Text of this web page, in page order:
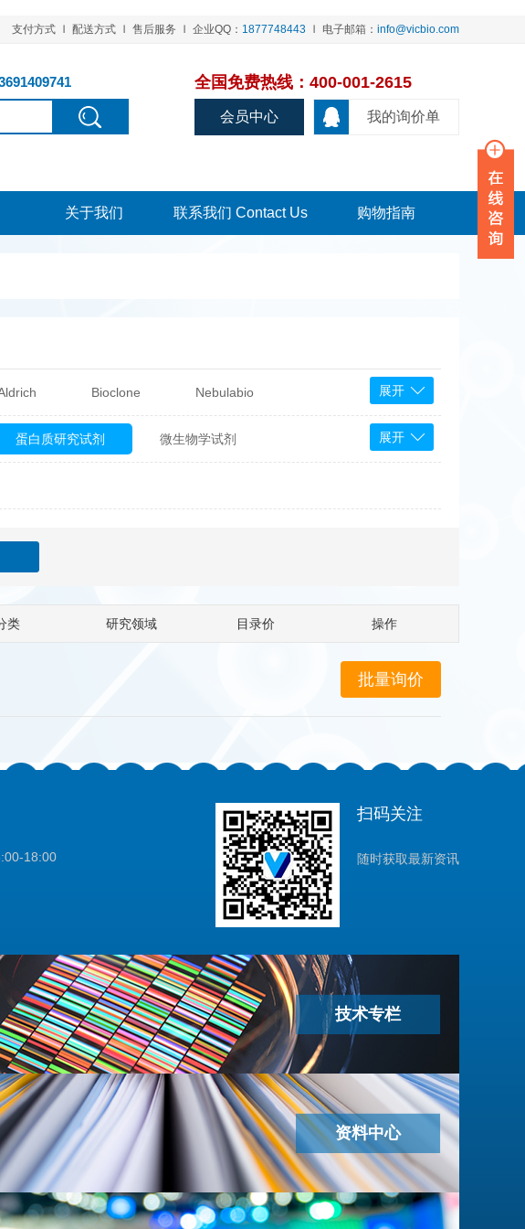
支付方式 配送方式 售后服务 企业QQ： 1877748443 电子邮箱： info@vicbio.com
全国免费热线：400-001-2615
我的询价单
会员中心
关于我们 联系我们 Contact Us 购物指南
Bioclone Nebulabio
BPS Bioscience
Cytodiagnostics
展开
蛋白质研究试剂 微生物学试剂 展开
类 研究领域 目录价 操作
18:00
扫码关注
随时获取最新资讯
技术专栏
资料中心